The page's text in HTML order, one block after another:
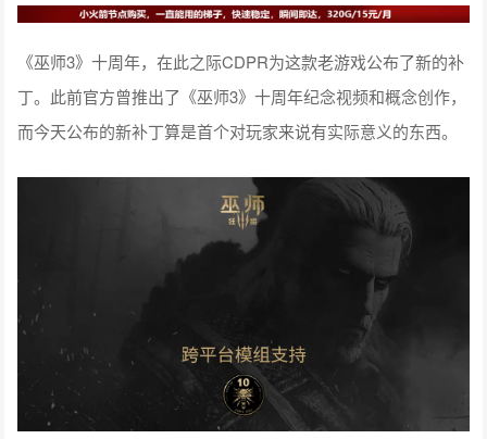
《巫师3》十周年，在此之际CDPR为这款老游戏公布了新的补
丁。此前官方曾推出了《巫师3》十周年纪念视频和概念创作，
而今天公布的新补丁算是首个对玩家来说有实际意义的东西。